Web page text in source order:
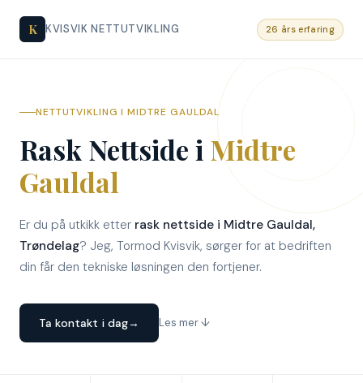
K KVISVIK NETTUTVIKLING 26 års erfaring
NETTUTVIKLING I MIDTRE GAULDAL
Rask Nettside i Midtre
Gauldal
Er du på utkikk etter rask nettside i Midtre Gauldal,
Trøndelag? Jeg, Tormod Kvisvik, sørger for at bedriften
din får den tekniske løsningen den fortjener.
Ta kontakt i dag→ Les mer ↓